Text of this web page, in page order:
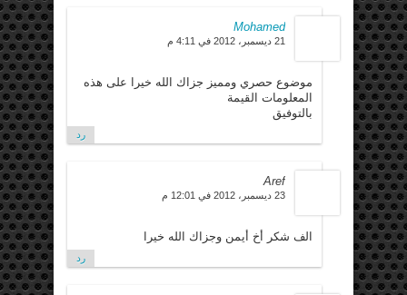
Mohamed
21 ديسمبر، 2012 في 4:11 م
موضوع حصري ومميز جزاك الله خيرا على هذه
المعلومات القيمة
بالتوفيق
رد
Aref
23 ديسمبر، 2012 في 12:01 م
الف شكر أخ أيمن وجزاك الله خيرا
رد